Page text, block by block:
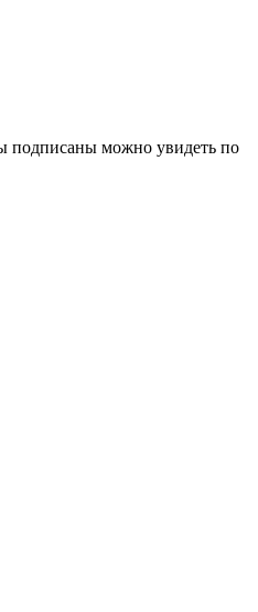
подписаны можно увидеть по